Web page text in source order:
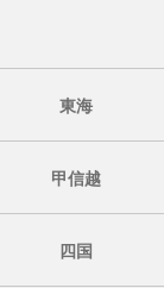
東海
甲信越
四国